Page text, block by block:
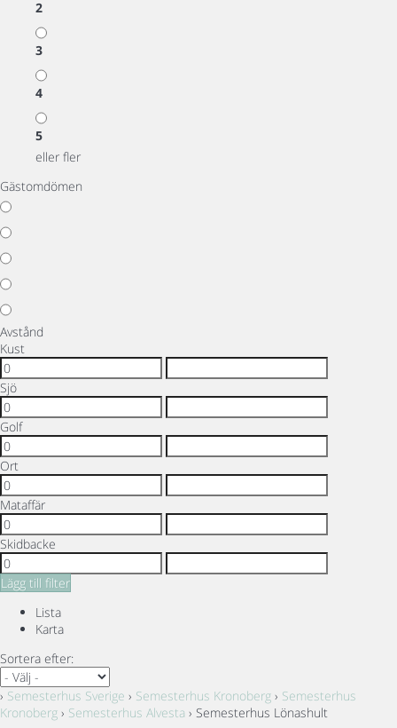
2
3
4
5
eller fler
Gästomdömen
Avstånd
Kust
Sjö
Golf
Ort
Mataffär
Skidbacke
Lägg till filter
Lista
Karta
Sortera efter:
› Semesterhus Sverige › Semesterhus Kronoberg › Semesterhus
Kronoberg › Semesterhus Alvesta › Semesterhus Lönashult